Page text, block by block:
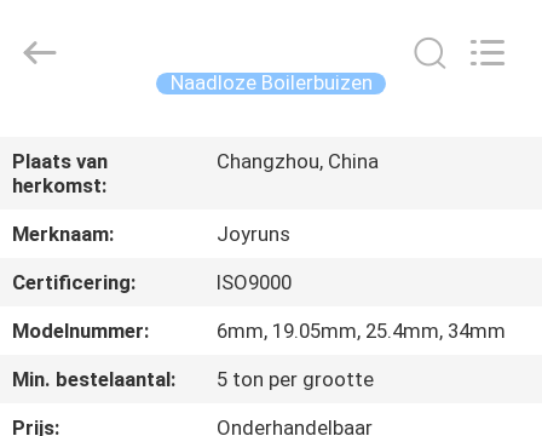
PRODUCTEN
ONGEVEER
DE
V.S.
Joyruns
Steel
Naadloze Boilerbuizen
Plaats van
herkomst:
Changzhou, China
Merknaam:
Joyruns
Certificering:
ISO9000
Modelnummer:
6mm, 19.05mm, 25.4mm, 34mm
Min. bestelaantal:
5 ton per grootte
Prijs:
Onderhandelbaar